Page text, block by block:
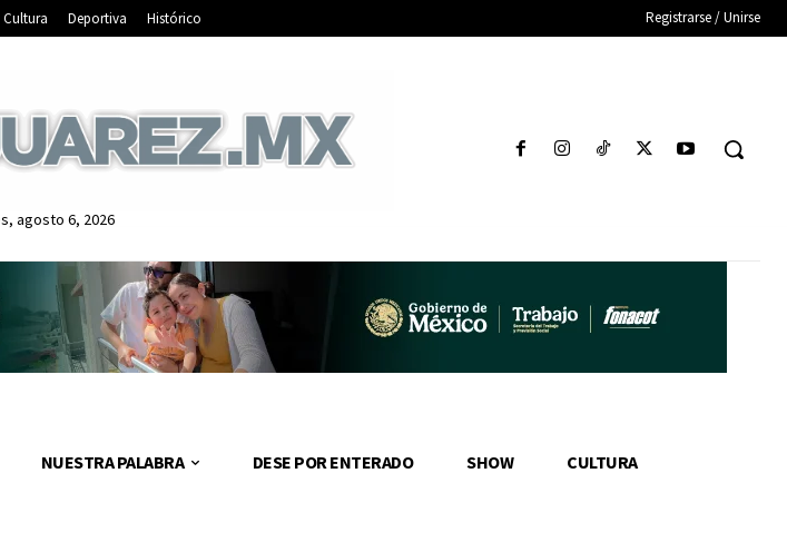
Cultura Deportiva Histórico Registrarse / Unirse
agosto 6, 2026
NUESTRA PALABRA DESE POR ENTERADO SHOW CULTURA